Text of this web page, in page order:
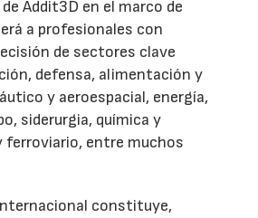
Addit3D en el marco de
a profesionales con
de sectores clave
defensa, alimentación y
y aeroespacial, energía,
siderurgia, química y
ferroviario, entre muchos
constituye,